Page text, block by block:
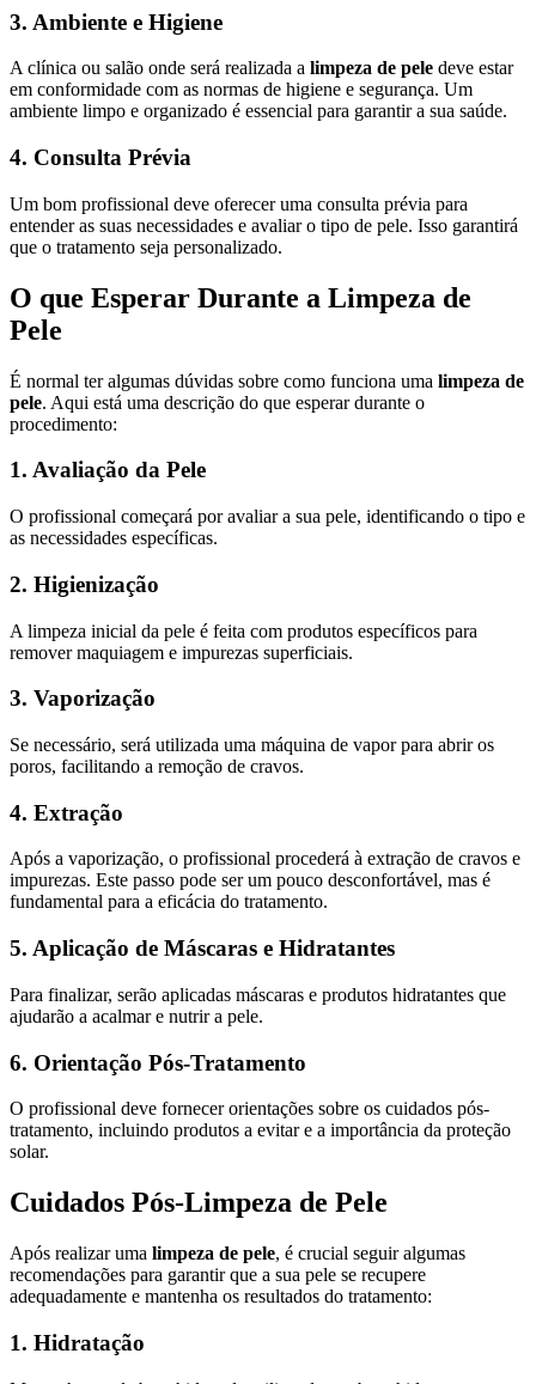
3. Ambiente e Higiene
A clínica ou salão onde será realizada a limpeza de pele deve estar
em conformidade com as normas de higiene e segurança. Um
ambiente limpo e organizado é essencial para garantir a sua saúde.
4. Consulta Prévia
Um bom profissional deve oferecer uma consulta prévia para
entender as suas necessidades e avaliar o tipo de pele. Isso garantirá
que o tratamento seja personalizado.
O que Esperar Durante a Limpeza de
Pele
É normal ter algumas dúvidas sobre como funciona uma limpeza de
pele. Aqui está uma descrição do que esperar durante o
procedimento:
1. Avaliação da Pele
O profissional começará por avaliar a sua pele, identificando o tipo e
as necessidades específicas.
2. Higienização
A limpeza inicial da pele é feita com produtos específicos para
remover maquiagem e impurezas superficiais.
3. Vaporização
Se necessário, será utilizada uma máquina de vapor para abrir os
poros, facilitando a remoção de cravos.
4. Extração
Após a vaporização, o profissional procederá à extração de cravos e
impurezas. Este passo pode ser um pouco desconfortável, mas é
fundamental para a eficácia do tratamento.
5. Aplicação de Máscaras e Hidratantes
Para finalizar, serão aplicadas máscaras e produtos hidratantes que
ajudarão a acalmar e nutrir a pele.
6. Orientação Pós-Tratamento
O profissional deve fornecer orientações sobre os cuidados pós-
tratamento, incluindo produtos a evitar e a importância da proteção
solar.
Cuidados Pós-Limpeza de Pele
Após realizar uma limpeza de pele, é crucial seguir algumas
recomendações para garantir que a sua pele se recupere
adequadamente e mantenha os resultados do tratamento:
1. Hidratação